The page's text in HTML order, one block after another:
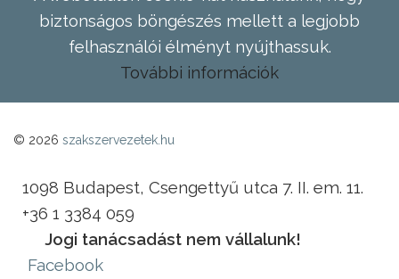
biztonságos böngészés mellett a legjobb
felhasználói élményt nyújthassuk.
További információk
© 2026 szakszervezetek.hu
1098 Budapest, Csengettyű utca 7. II. em. 11.
+36 1 3384 059
Jogi tanácsadást nem vállalunk!
Facebook